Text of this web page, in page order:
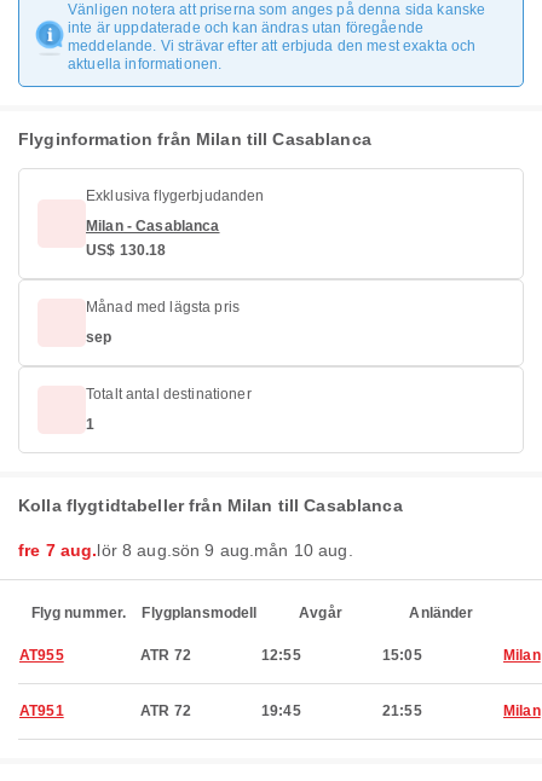
Vänligen notera att priserna som anges på denna sida kanske
inte är uppdaterade och kan ändras utan föregående
meddelande. Vi strävar efter att erbjuda den mest exakta och
aktuella informationen.
Flyginformation från Milan till Casablanca
Exklusiva flygerbjudanden
Milan - Casablanca
US$ 130.18
Månad med lägsta pris
sep
Totalt antal destinationer
1
Kolla flygtidtabeller från Milan till Casablanca
fre 7 aug.lör 8 aug. sön 9 aug. mån 10 aug.
Flyg nummer. Flygplansmodell Avgår Anländer
AT955 ATR 72 12:55 15:05 Milan
AT951 ATR 72 19:45 21:55 Milan